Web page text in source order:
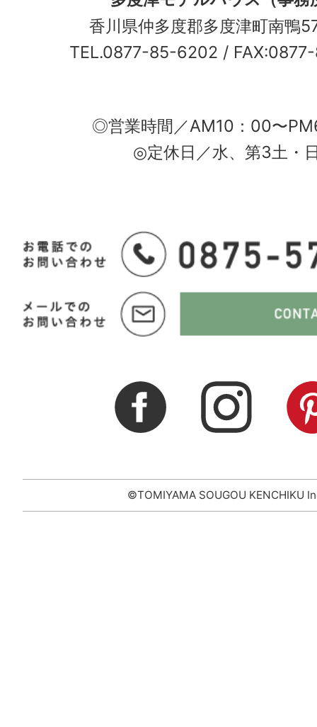
香川県仲多度郡多度津町南
TEL.0877-85-6202 /
◎営業時間／AM10：00〜
◎定休日／水、第3土・
©TOMIYAMA SOUGOU KENCHIKU